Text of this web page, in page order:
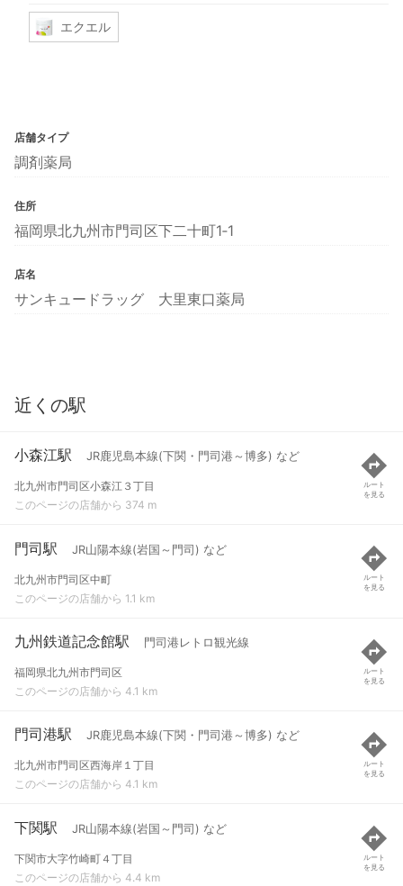
エクエル
店舗タイプ
調剤薬局
住所
福岡県北九州市門司区下二十町1‐1
店名
サンキュードラッグ 大里東口薬局
近くの駅
小森江駅 JR鹿児島本線(下関・門司港～博多) など
北九州市門司区小森江３丁目
このページの店舗から 374 m
ルート
を見る
門司駅 JR山陽本線(岩国～門司) など
北九州市門司区中町
このページの店舗から 1.1 km
ルート
を見る
九州鉄道記念館駅 門司港レトロ観光線
福岡県北九州市門司区
このページの店舗から 4.1 km
ルート
を見る
門司港駅 JR鹿児島本線(下関・門司港～博多) など
北九州市門司区西海岸１丁目
このページの店舗から 4.1 km
ルート
を見る
下関駅 JR山陽本線(岩国～門司) など
下関市大字竹崎町４丁目
このページの店舗から 4.4 km
ルート
を見る